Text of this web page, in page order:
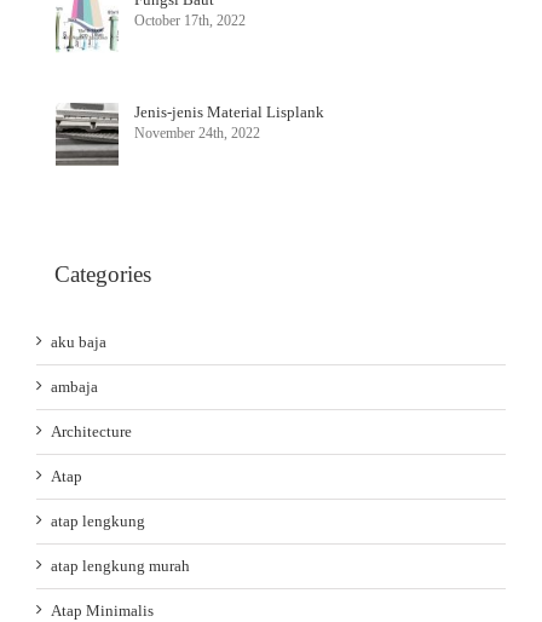
October 17th, 2022
Jenis-jenis Material Lisplank
November 24th, 2022
Categories
aku baja
ambaja
Architecture
Atap
atap lengkung
atap lengkung murah
Atap Minimalis